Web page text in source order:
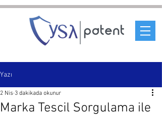
Yazı
Marka Tescil Sorgulama ile
2 Nis 3 dakikada okunur